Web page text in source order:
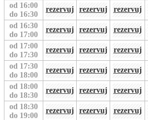
od 16:00
do 16:30
rezervuj rezervuj rezervuj
od 16:30
do 17:00
rezervuj rezervuj rezervuj
od 17:00
do 17:30
rezervuj rezervuj rezervuj
od 17:30
do 18:00
rezervuj rezervuj rezervuj
od 18:00
do 18:30
rezervuj rezervuj rezervuj
od 18:30
do 19:00
rezervuj rezervuj rezervuj